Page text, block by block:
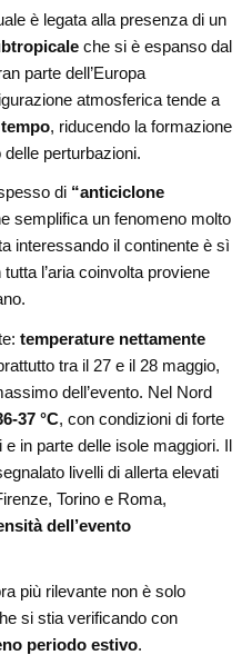
è legata alla presenza di un
che si è espanso dal
parte dell’Europa
atmosferica tende a
, riducendo la formazione
perturbazioni.
di “anticiclone
semplifica un fenomeno molto
interessando il continente è sì
l’aria coinvolta proviene
temperature nettamente
tra il 27 e il 28 maggio,
dell’evento. Nel Nord
37 °C, con condizioni di forte
in parte delle isole maggiori. Il
livelli di allerta elevati
Torino e Roma,
dell’evento
più rilevante non è solo
si stia verificando con
periodo estivo.